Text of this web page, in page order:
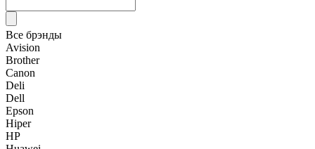
Все брэнды
Avision
Brother
Canon
Deli
Dell
Epson
Hiper
HP